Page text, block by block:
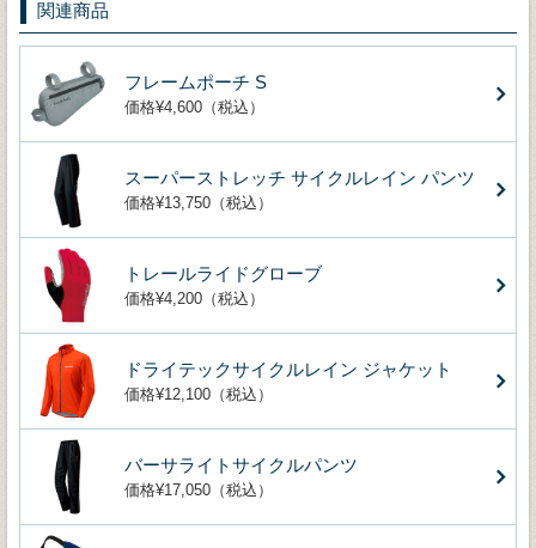
関連商品
フレームポーチ S
価格¥4,600（税込）
スーパーストレッチ サイクルレイン パンツ
価格¥13,750（税込）
トレールライドグローブ
価格¥4,200（税込）
ドライテックサイクルレイン ジャケット
価格¥12,100（税込）
バーサライトサイクルパンツ
価格¥17,050（税込）